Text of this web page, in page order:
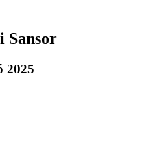
Sansor
2025